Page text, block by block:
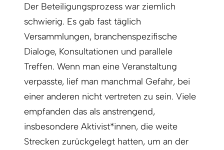
Der Beteiligungsprozess war ziemlich
schwierig. Es gab fast täglich
Versammlungen, branchenspezifische
Dialoge, Konsultationen und parallele
Treffen. Wenn man eine Veranstaltung
verpasste, lief man manchmal Gefahr, bei
einer anderen nicht vertreten zu sein. Viele
empfanden das als anstrengend,
insbesondere Aktivist*innen, die weite
Strecken zurückgelegt hatten, um an der